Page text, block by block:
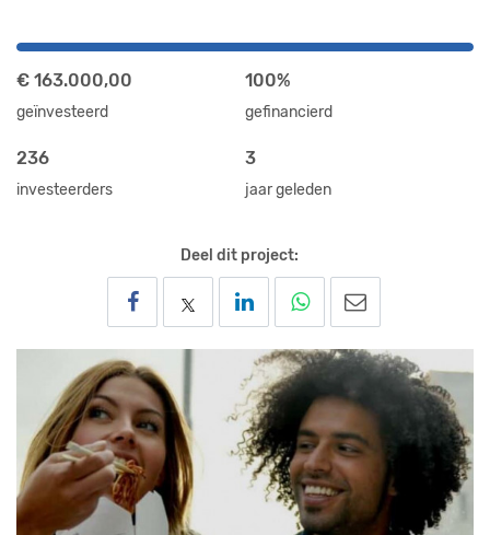
€ 163.000,00
geïnvesteerd
100%
gefinancierd
236
investeerders
3
jaar geleden
Deel dit project: